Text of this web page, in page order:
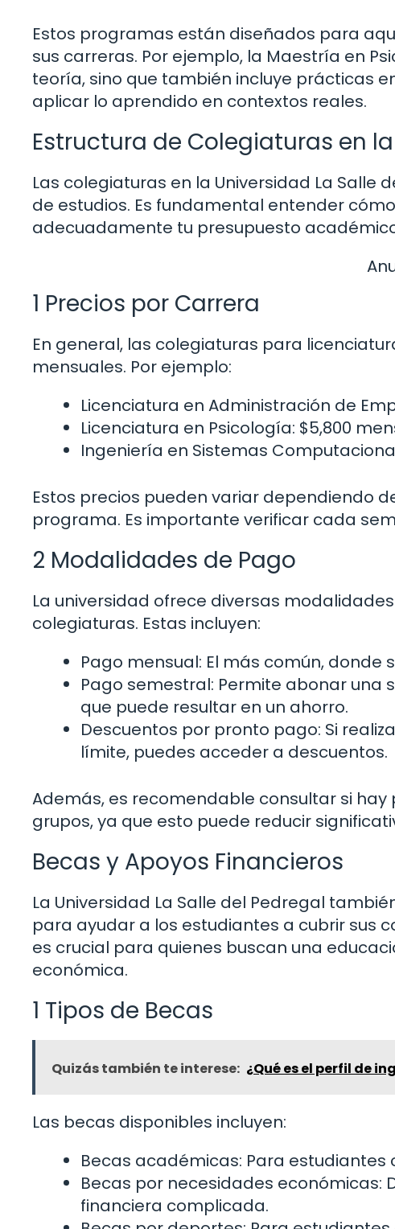
Estos programas están diseñados para
sus carreras. Por ejemplo, la Maestría en
teoría, sino que también incluye prácticas
aplicar lo aprendido en contextos reales.
Estructura de Colegiaturas en
Las colegiaturas en la Universidad La Salle
de estudios. Es fundamental entender
adecuadamente tu presupuesto
1 Precios por Carrera
En general, las colegiaturas para
mensuales. Por ejemplo:
Licenciatura en Administración de
Licenciatura en Psicología: $5,800
Ingeniería en Sistemas
Estos precios pueden variar dependiendo
programa. Es importante verificar cada
2 Modalidades de Pago
La universidad ofrece diversas
colegiaturas. Estas incluyen:
Pago mensual: El más común,
Pago semestral: Permite abonar una
que puede resultar en un ahorro.
Descuentos por pronto pago: Si
límite, puedes acceder a descuentos.
Además, es recomendable consultar si
grupos, ya que esto puede reducir
Becas y Apoyos Financieros
La Universidad La Salle del Pedregal
para ayudar a los estudiantes a cubrir sus
es crucial para quienes buscan una
económica.
1 Tipos de Becas
Quizás también te interese: ¿Qué es el perfil de
Las becas disponibles incluyen:
Becas académicas: Para
Becas por necesidades económicas:
financiera complicada.